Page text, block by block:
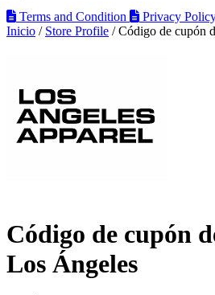
Terms and Condition
Privacy
Inicio / Store Profile / Código de cupón
Código de cupón
Los Ángeles